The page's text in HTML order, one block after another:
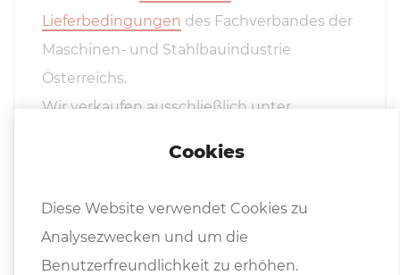
Lieferbedingungen des Fachverbandes der
Maschinen- und Stahlbauindustrie
Österreichs.
Wir verkaufen ausschließlich unter
vollständigen Bezahlung unser
Preisänderungen und Irrtum vorbehalten.
Cookies
Diese Website verwendet Cookies zu
Analysezwecken und um die
Benutzerfreundlichkeit zu erhöhen.